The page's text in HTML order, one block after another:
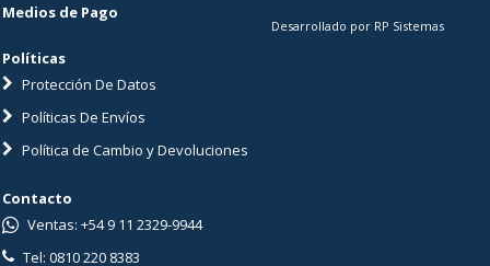
Medios de Pago
Políticas
Protección De Datos
Políticas De Envíos
Política de Cambio y Devoluciones
Desarrollado por RP Sistemas
Contacto
Ventas: +54 9 11 2329-9944
Tel: 0810 220 8383